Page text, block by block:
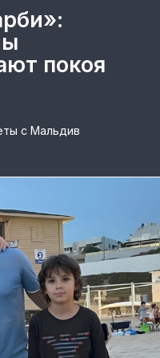
покоя
с Мальдив